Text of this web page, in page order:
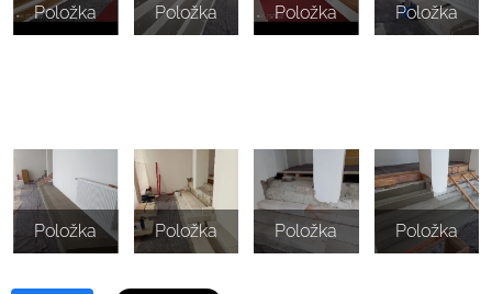
Položka Položka Položka Položka
Položka Položka Položka Položka